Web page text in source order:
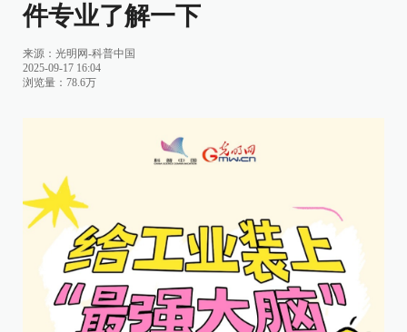
件专业了解一下
来源：光明网-科普中国
2025-09-17 16:04
浏览量：78.6万